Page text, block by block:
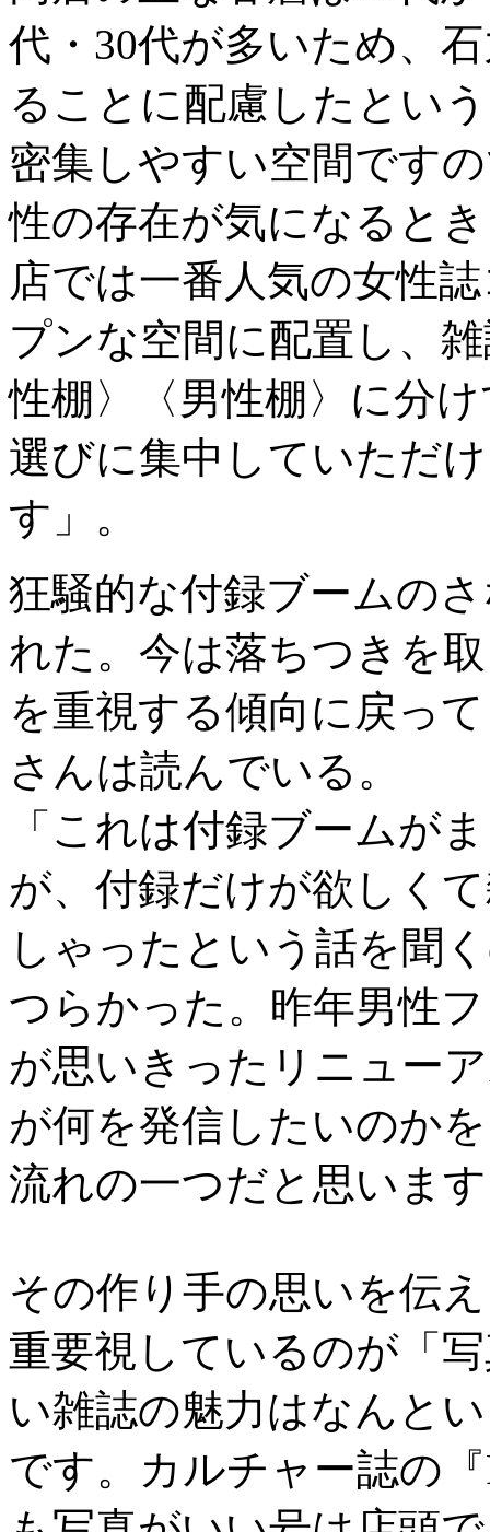
代・30代が多いため、
ることに配慮したとい
密集しやすい空間です
性の存在が気になると
店では一番人気の女性
プンな空間に配置し、
性棚〉〈男性棚〉に分
選びに集中していただ
す」。
狂騒的な付録ブームの
れた。今は落ちつきを
を重視する傾向に戻っ
さんは読んでいる。
「これは付録ブームが
が、付録だけが欲しく
しゃったという話を聞
つらかった。昨年男性
が思いきったリニュー
が何を発信したいのか
流れの一つだと思いま
その作り手の思いを伝
重要視しているのが「
い雑誌の魅力はなんと
です。カルチャー誌の